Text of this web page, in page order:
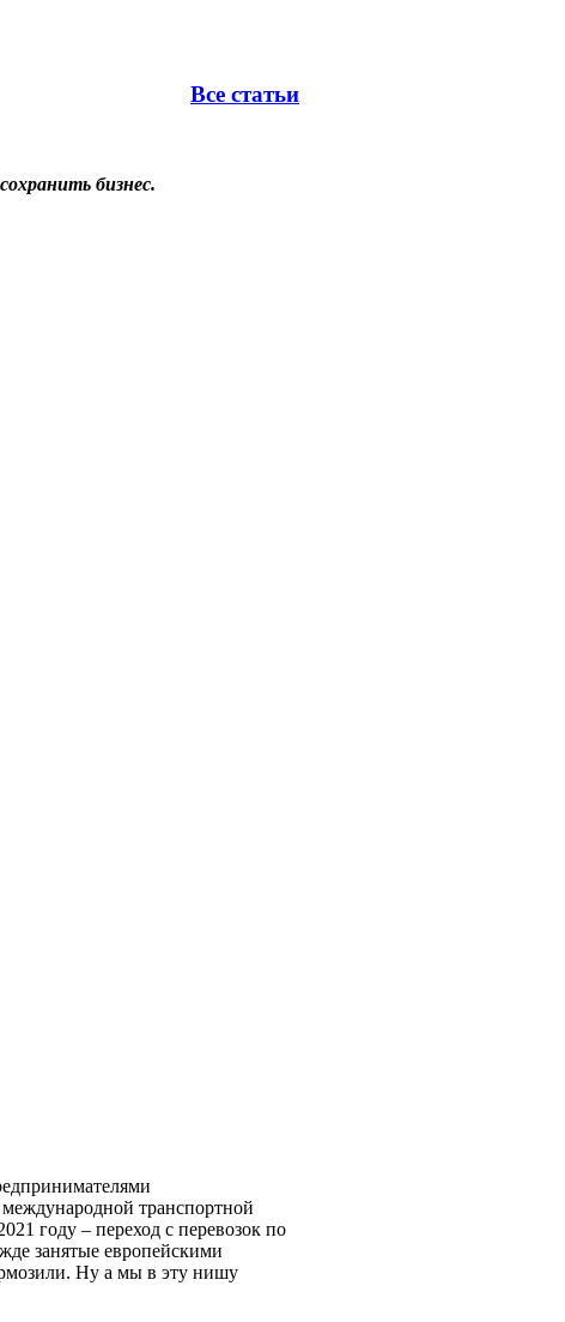
Все статьи
бизнес.
транспортной
году – переход с перевозок по
занятые европейскими
Ну а мы в эту нишу